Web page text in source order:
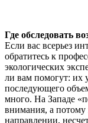
Где обследовать
Если вас всерьез
обратитесь к
экологических
ли вам помогут: их
последующего
много. На Западе
внимания, а
направлении,